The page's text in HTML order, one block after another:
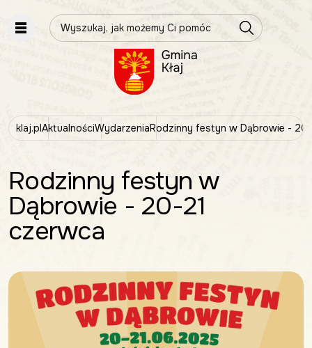
Wpisz szukaną frazę
klaj.plAktualnościWydarzeniaRodzinny festyn w Dąbrowie -
Rodzinny festyn w
Dąbrowie - 20-21
czerwca